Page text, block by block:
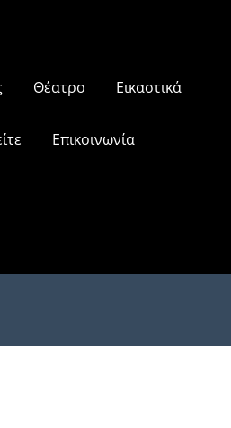
Θέατρο Εικαστικά
Επικοινωνία